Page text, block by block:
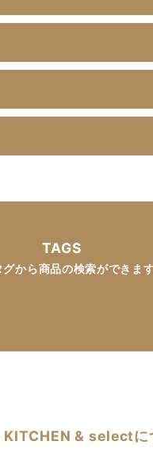
TAGS
から商品の検索ができます
KITCHEN & selectに